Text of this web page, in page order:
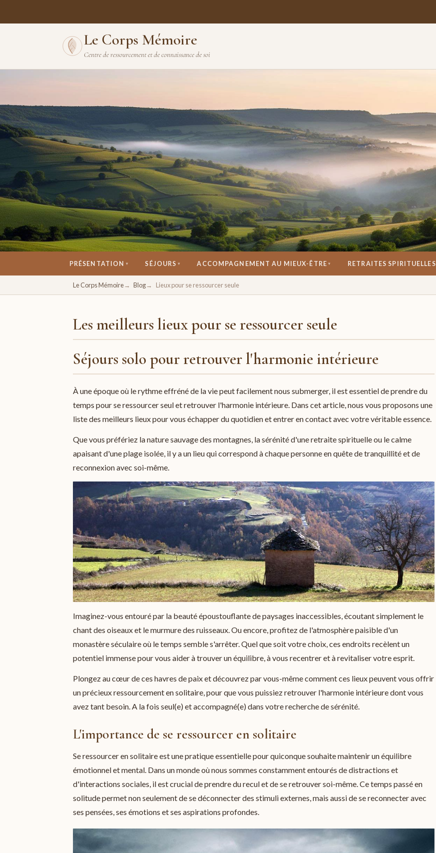
Le Corps Mémoire
Centre de ressourcement et de connaissance de soi
Un espace pour se retrouver, se ressourcer, se réconcilier avec soi.
PRÉSENTATION ▾ SÉJOURS ▾ ACCOMPAGNEMENT AU MIEUX-ÊTRE ▾ RETRAITES SPIRITUELLES
Le Corps Mémoire Blog Lieux pour se ressourcer seule
Les meilleurs lieux pour se ressourcer seule
Séjours solo pour retrouver l'harmonie intérieure
À une époque où le rythme effréné de la vie peut facilement nous submerger, il est essentiel de prendre du
temps pour se ressourcer seul et retrouver l'harmonie intérieure. Dans cet article, nous vous proposons une
liste des meilleurs lieux pour vous échapper du quotidien et entrer en contact avec votre véritable essence.
Que vous préfériez la nature sauvage des montagnes, la sérénité d'une retraite spirituelle ou le calme
apaisant d'une plage isolée, il y a un lieu qui correspond à chaque personne en quête de tranquillité et de
reconnexion avec soi-même.
Imaginez-vous entouré par la beauté époustouflante de paysages inaccessibles, écoutant simplement le
chant des oiseaux et le murmure des ruisseaux. Ou encore, profitez de l'atmosphère paisible d'un
monastère séculaire où le temps semble s'arrêter. Quel que soit votre choix, ces endroits recèlent un
potentiel immense pour vous aider à trouver un équilibre, à vous recentrer et à revitaliser votre esprit.
Plongez au cœur de ces havres de paix et découvrez par vous-même comment ces lieux peuvent vous offrir
un précieux ressourcement en solitaire, pour que vous puissiez retrouver l'harmonie intérieure dont vous
avez tant besoin. A la fois seul(e) et accompagné(e) dans votre recherche de sérénité.
L'importance de se ressourcer en solitaire
Se ressourcer en solitaire est une pratique essentielle pour quiconque souhaite maintenir un équilibre
émotionnel et mental. Dans un monde où nous sommes constamment entourés de distractions et
d'interactions sociales, il est crucial de prendre du recul et de se retrouver soi-même. Ce temps passé en
solitude permet non seulement de se déconnecter des stimuli externes, mais aussi de se reconnecter avec
ses pensées, ses émotions et ses aspirations profondes.